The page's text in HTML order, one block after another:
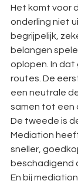
Het komt voor
onderling niet
begrijpelijk,
belangen
oplopen. In dat
routes. De
een neutrale
samen tot een
De tweede is
Mediation
sneller,
beschadigend
En bij